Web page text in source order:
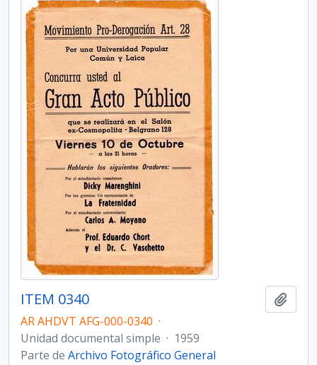
ITEM 0340
AR AHDVT AFG-000-0340 ·
Unidad documental simple · 1959
Parte de Archivo Fotográfico General